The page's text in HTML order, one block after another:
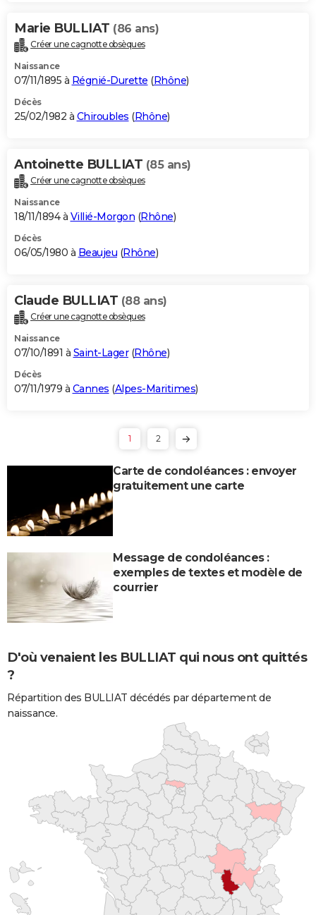
Marie BULLIAT (86 ans)
Créer une cagnotte obsèques
Naissance
07/11/1895 à Régnié-Durette (Rhône)
Décès
25/02/1982 à Chiroubles (Rhône)
Antoinette BULLIAT (85 ans)
Créer une cagnotte obsèques
Naissance
18/11/1894 à Villié-Morgon (Rhône)
Décès
06/05/1980 à Beaujeu (Rhône)
Claude BULLIAT (88 ans)
Créer une cagnotte obsèques
Naissance
07/10/1891 à Saint-Lager(Rhône)
Décès
07/11/1979 à Cannes (Alpes-Maritimes)
1 2
Carte de condoléances : envoyer
gratuitement une carte
Message de condoléances :
exemples de textes et modèle de
courrier
D'où venaient les BULLIAT qui nous ont quittés
?
Répartition des BULLIAT décédés par département de
naissance.